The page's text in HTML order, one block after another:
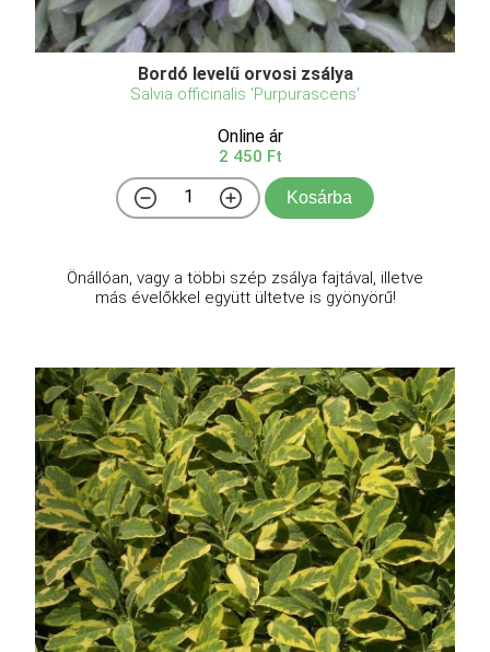
Bordó levelű orvosi zsálya
Salvia officinalis 'Purpurascens'
Online ár
2 450 Ft
Kosárba
Önállóan, vagy a többi szép zsálya fajtával, illetve
más évelőkkel együtt ültetve is gyönyörű!